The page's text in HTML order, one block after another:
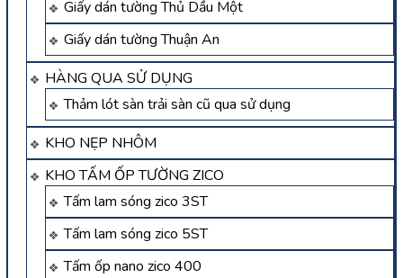
Giấy dán tường Thủ Dầu Một
Giấy dán tường Thuận An
HÀNG QUA SỬ DỤNG
Thảm lót sàn trải sàn cũ qua sử dụng
KHO NẸP NHÔM
KHO TẤM ỐP TƯỜNG ZICO
Tấm lam sóng zico 3ST
Tấm lam sóng zico 5ST
Tấm ốp nano zico 400